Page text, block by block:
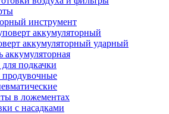
инструмент
аккумуляторный
аккумуляторный ударный
аккумуляторная
подкачки
в ложементах
с насадками